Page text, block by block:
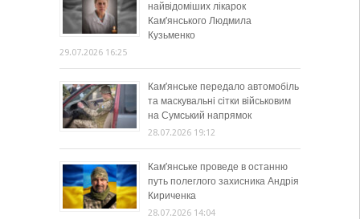
найвідоміших лікарок
Кам’янського Людмила
Кузьменко
29.07.2026 16:25
Кам’янське передало автомобіль
та маскувальні сітки військовим
на Сумський напрямок
28.07.2026 19:12
Кам’янське проведе в останню
путь полеглого захисника Андрія
Кириченка
28.07.2026 14:04